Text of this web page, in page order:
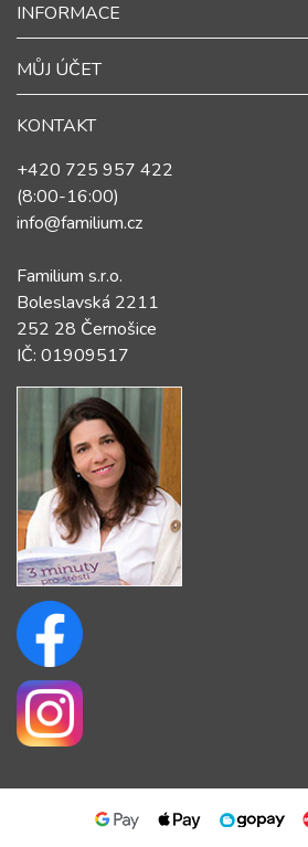
INFORMACE
MŮJ ÚČET
KONTAKT
+420 725 957 422
(8:00-16:00)
info@familium.cz
Familium s.r.o.
Boleslavská 2211
252 28 Černošice
IČ: 01909517